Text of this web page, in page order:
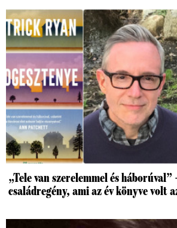
„Tele van szerelemmel és
családregény, ami az év könyve volt